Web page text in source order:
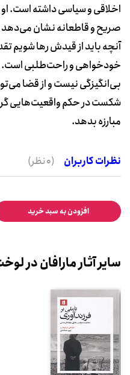
اخلاقی و سیاسی داشته است.
صریح و قاطعانه نشان می‌دهد
آنچه باید از قیدش رها شویم
خودخواهی و راحت‌طلبی است.
بی‌انگیزگی نیست و از قضا
شکست در حکم واقعیت‌هایی
مبارزه بدهد.
نظرات کاربران (0 نظر)
افزودن به سبد خرید
سایر آثار مارافان در